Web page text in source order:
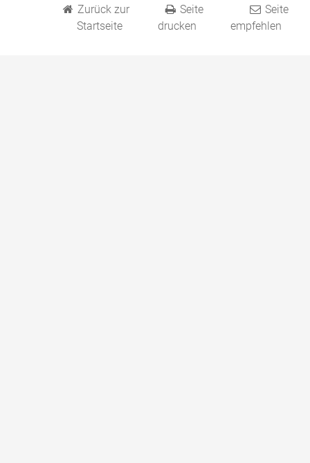
Zurück zur
Startseite
Seite
drucken
Seite
empfehlen